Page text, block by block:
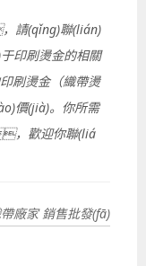
請(qǐng)聯(lián)
印刷燙金的相關
燙金（織帶燙
價(jià)。你所需
歡迎你聯(liá
廠家 銷售批發(fā)